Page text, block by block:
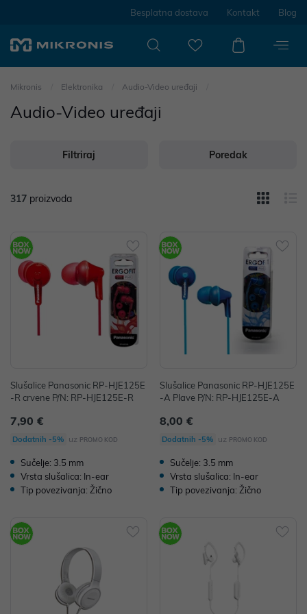
Besplatna dostava Kontakt Blog
Mikronis Elektronika Audio-Video uređaji
Audio-Video uređaji
Filtriraj Poredak
317 proizvoda
Slušalice Panasonic RP-HJE125E
-R crvene P/N: RP-HJE125E-R
7,90 €
Dodatnih -5% uz PROMO KOD
Sučelje: 3.5 mm
Vrsta slušalica: In-ear
Tip povezivanja: Žično
Slušalice Panasonic RP-HJE125E
-A Plave P/N: RP-HJE125E-A
8,00 €
Dodatnih -5% uz PROMO KOD
Sučelje: 3.5 mm
Vrsta slušalica: In-ear
Tip povezivanja: Žično